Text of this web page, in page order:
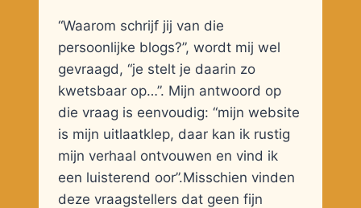
“Waarom schrijf jij van die
persoonlijke blogs?”, wordt mij wel
gevraagd, “je stelt je daarin zo
kwetsbaar op…”. Mijn antwoord op
die vraag is eenvoudig: “mijn website
is mijn uitlaatklep, daar kan ik rustig
mijn verhaal ontvouwen en vind ik
een luisterend oor”.Misschien vinden
deze vraagstellers dat geen fijn